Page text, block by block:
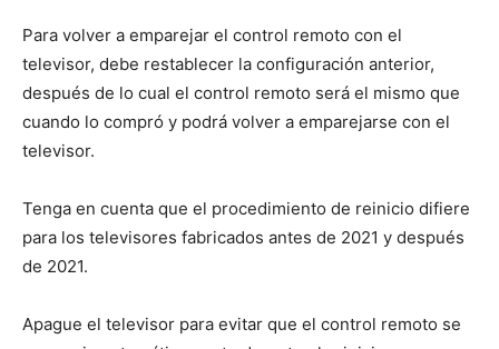
Para volver a emparejar el control remoto con el
televisor, debe restablecer la configuración anterior,
después de lo cual el control remoto será el mismo que
cuando lo compró y podrá volver a emparejarse con el
televisor.
Tenga en cuenta que el procedimiento de reinicio difiere
para los televisores fabricados antes de 2021 y después
de 2021.
Apague el televisor para evitar que el control remoto se